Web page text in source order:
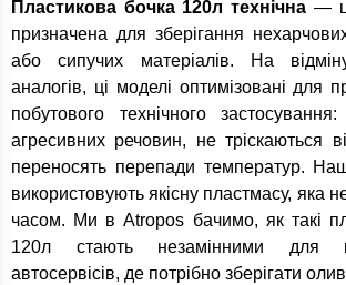
Пластикова бочка 120л технічна —
призначена для зберігання нехарчових
або сипучих матеріалів. На
аналогів, ці моделі оптимізовані для
побутового технічного
агресивних речовин, не тріскаються
переносять перепади температур.
використовують якісну пластмасу, яка
часом. Ми в Atropos бачимо, як такі
120л стають незамінними для
автосервісів, де потрібно зберігати